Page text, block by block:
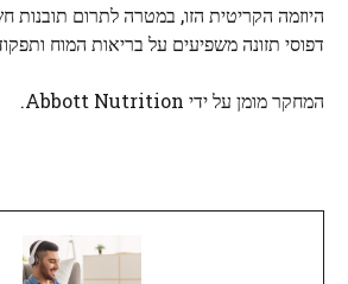
היוזמה הקריטית הזו, במטרה לתרום תובנות
דפוסי תזונה משפיעים על בריאות המוח
המחקר מומן על ידי Abbott Nutrition.